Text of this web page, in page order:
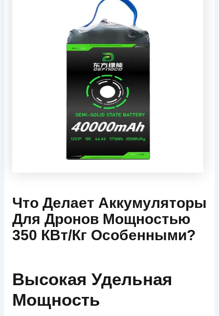
Что Делает Аккумуляторы
Для Дронов Мощностью
350 КВт/кг Особенными?
Высокая Удельная
Мощность